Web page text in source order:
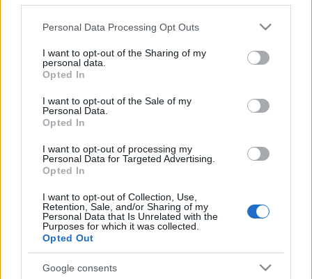
Please note that this website/app uses one or more Google
not limited to your visit or usage behaviour. You may click to
grant or deny consent to Google and its third-party tags to
use your data for below specified purposes in below Google
consent section.
Personal Data Processing Opt Outs
I want to opt-out of the Sharing of my
personal data.
Opted In
I want to opt-out of the Sale of my
Personal Data.
Opted In
I want to opt-out of processing my
Personal Data for Targeted Advertising.
Opted In
I want to opt-out of Collection, Use,
Retention, Sale, and/or Sharing of my
Personal Data that Is Unrelated with the
Purposes for which it was collected.
Opted Out
Google consents
Olyan gourmet burgert készítenek a
Szimplában, hogy nem hiszed el
szucsadam•2014. november 04.
A Szimpla megkerülhetetlen jelenség. Rögtön ez az
első a Keleti pályaudvar vagy Ferihegy után, amit
ma a Szimpla név szerintem többször hangzik el egy
átlagos napon Budapesten kívül, mint azon belül.
Tökéletesen öntörvényű kávézó a
föld alatt - Rengeteg RomKafé
szucsadam•2014. április 25.